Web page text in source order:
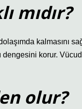
mıdır?
kalmasını
korur.
olur?